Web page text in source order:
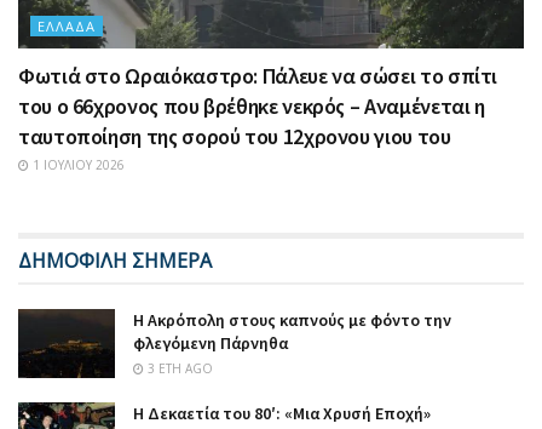
ΕΛΛΆΔΑ
Φωτιά στο Ωραιόκαστρο: Πάλευε να σώσει το σπίτι
του ο 66χρονος που βρέθηκε νεκρός – Αναμένεται η
ταυτοποίηση της σορού του 12χρονου γιου του
1 ΙΟΥΛΊΟΥ 2026
ΔΗΜΟΦΙΛΗ ΣΗΜΕΡΑ
Η Ακρόπολη στους καπνούς με φόντο την
φλεγόμενη Πάρνηθα
3 ΈΤΗ AGO
Η Δεκαετία του 80′: «Μια Χρυσή Εποχή»